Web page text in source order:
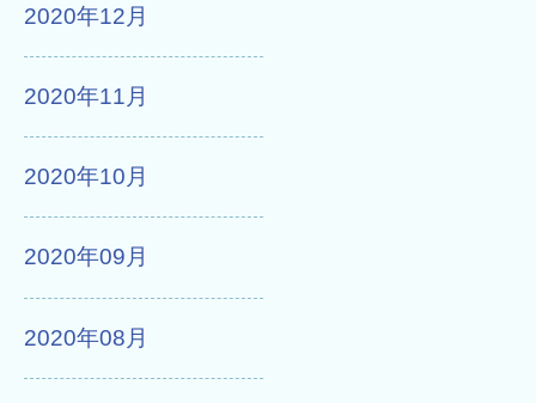
2020年12月
2020年11月
2020年10月
2020年09月
2020年08月